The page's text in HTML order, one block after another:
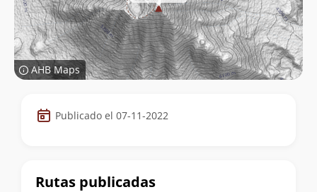
AHB Maps
Datos
de
cumbre
Publicado el 07-11-2022
Rutas publicadas